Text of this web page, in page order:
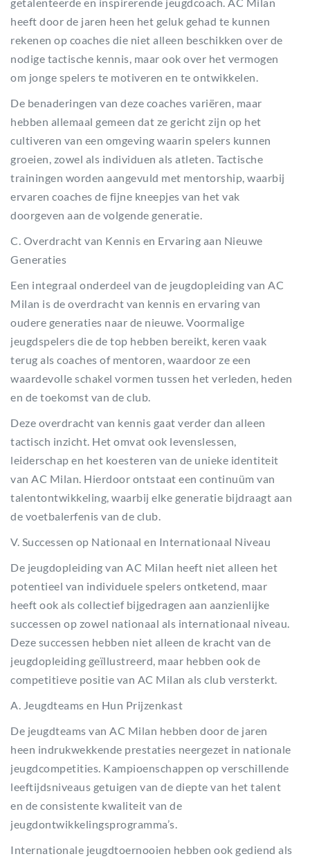
heeft door de jaren heen het geluk gehad te kunnen
rekenen op coaches die niet alleen beschikken over de
nodige tactische kennis, maar ook over het vermogen
om jonge spelers te motiveren en te ontwikkelen.
De benaderingen van deze coaches variëren, maar
hebben allemaal gemeen dat ze gericht zijn op het
cultiveren van een omgeving waarin spelers kunnen
groeien, zowel als individuen als atleten. Tactische
trainingen worden aangevuld met mentorship, waarbij
ervaren coaches de fijne kneepjes van het vak
doorgeven aan de volgende generatie.
C. Overdracht van Kennis en Ervaring aan Nieuwe
Generaties
Een integraal onderdeel van de jeugdopleiding van AC
Milan is de overdracht van kennis en ervaring van
oudere generaties naar de nieuwe. Voormalige
jeugdspelers die de top hebben bereikt, keren vaak
terug als coaches of mentoren, waardoor ze een
waardevolle schakel vormen tussen het verleden, heden
en de toekomst van de club.
Deze overdracht van kennis gaat verder dan alleen
tactisch inzicht. Het omvat ook levenslessen,
leiderschap en het koesteren van de unieke identiteit
van AC Milan. Hierdoor ontstaat een continuüm van
talentontwikkeling, waarbij elke generatie bijdraagt aan
de voetbalerfenis van de club.
V. Successen op Nationaal en Internationaal Niveau
De jeugdopleiding van AC Milan heeft niet alleen het
potentieel van individuele spelers ontketend, maar
heeft ook als collectief bijgedragen aan aanzienlijke
successen op zowel nationaal als internationaal niveau.
Deze successen hebben niet alleen de kracht van de
jeugdopleiding geïllustreerd, maar hebben ook de
competitieve positie van AC Milan als club versterkt.
A. Jeugdteams en Hun Prijzenkast
De jeugdteams van AC Milan hebben door de jaren
heen indrukwekkende prestaties neergezet in nationale
jeugdcompetities. Kampioenschappen op verschillende
leeftijdsniveaus getuigen van de diepte van het talent
en de consistente kwaliteit van de
jeugdontwikkelingsprogramma’s.
Internationale jeugdtoernooien hebben ook gediend als